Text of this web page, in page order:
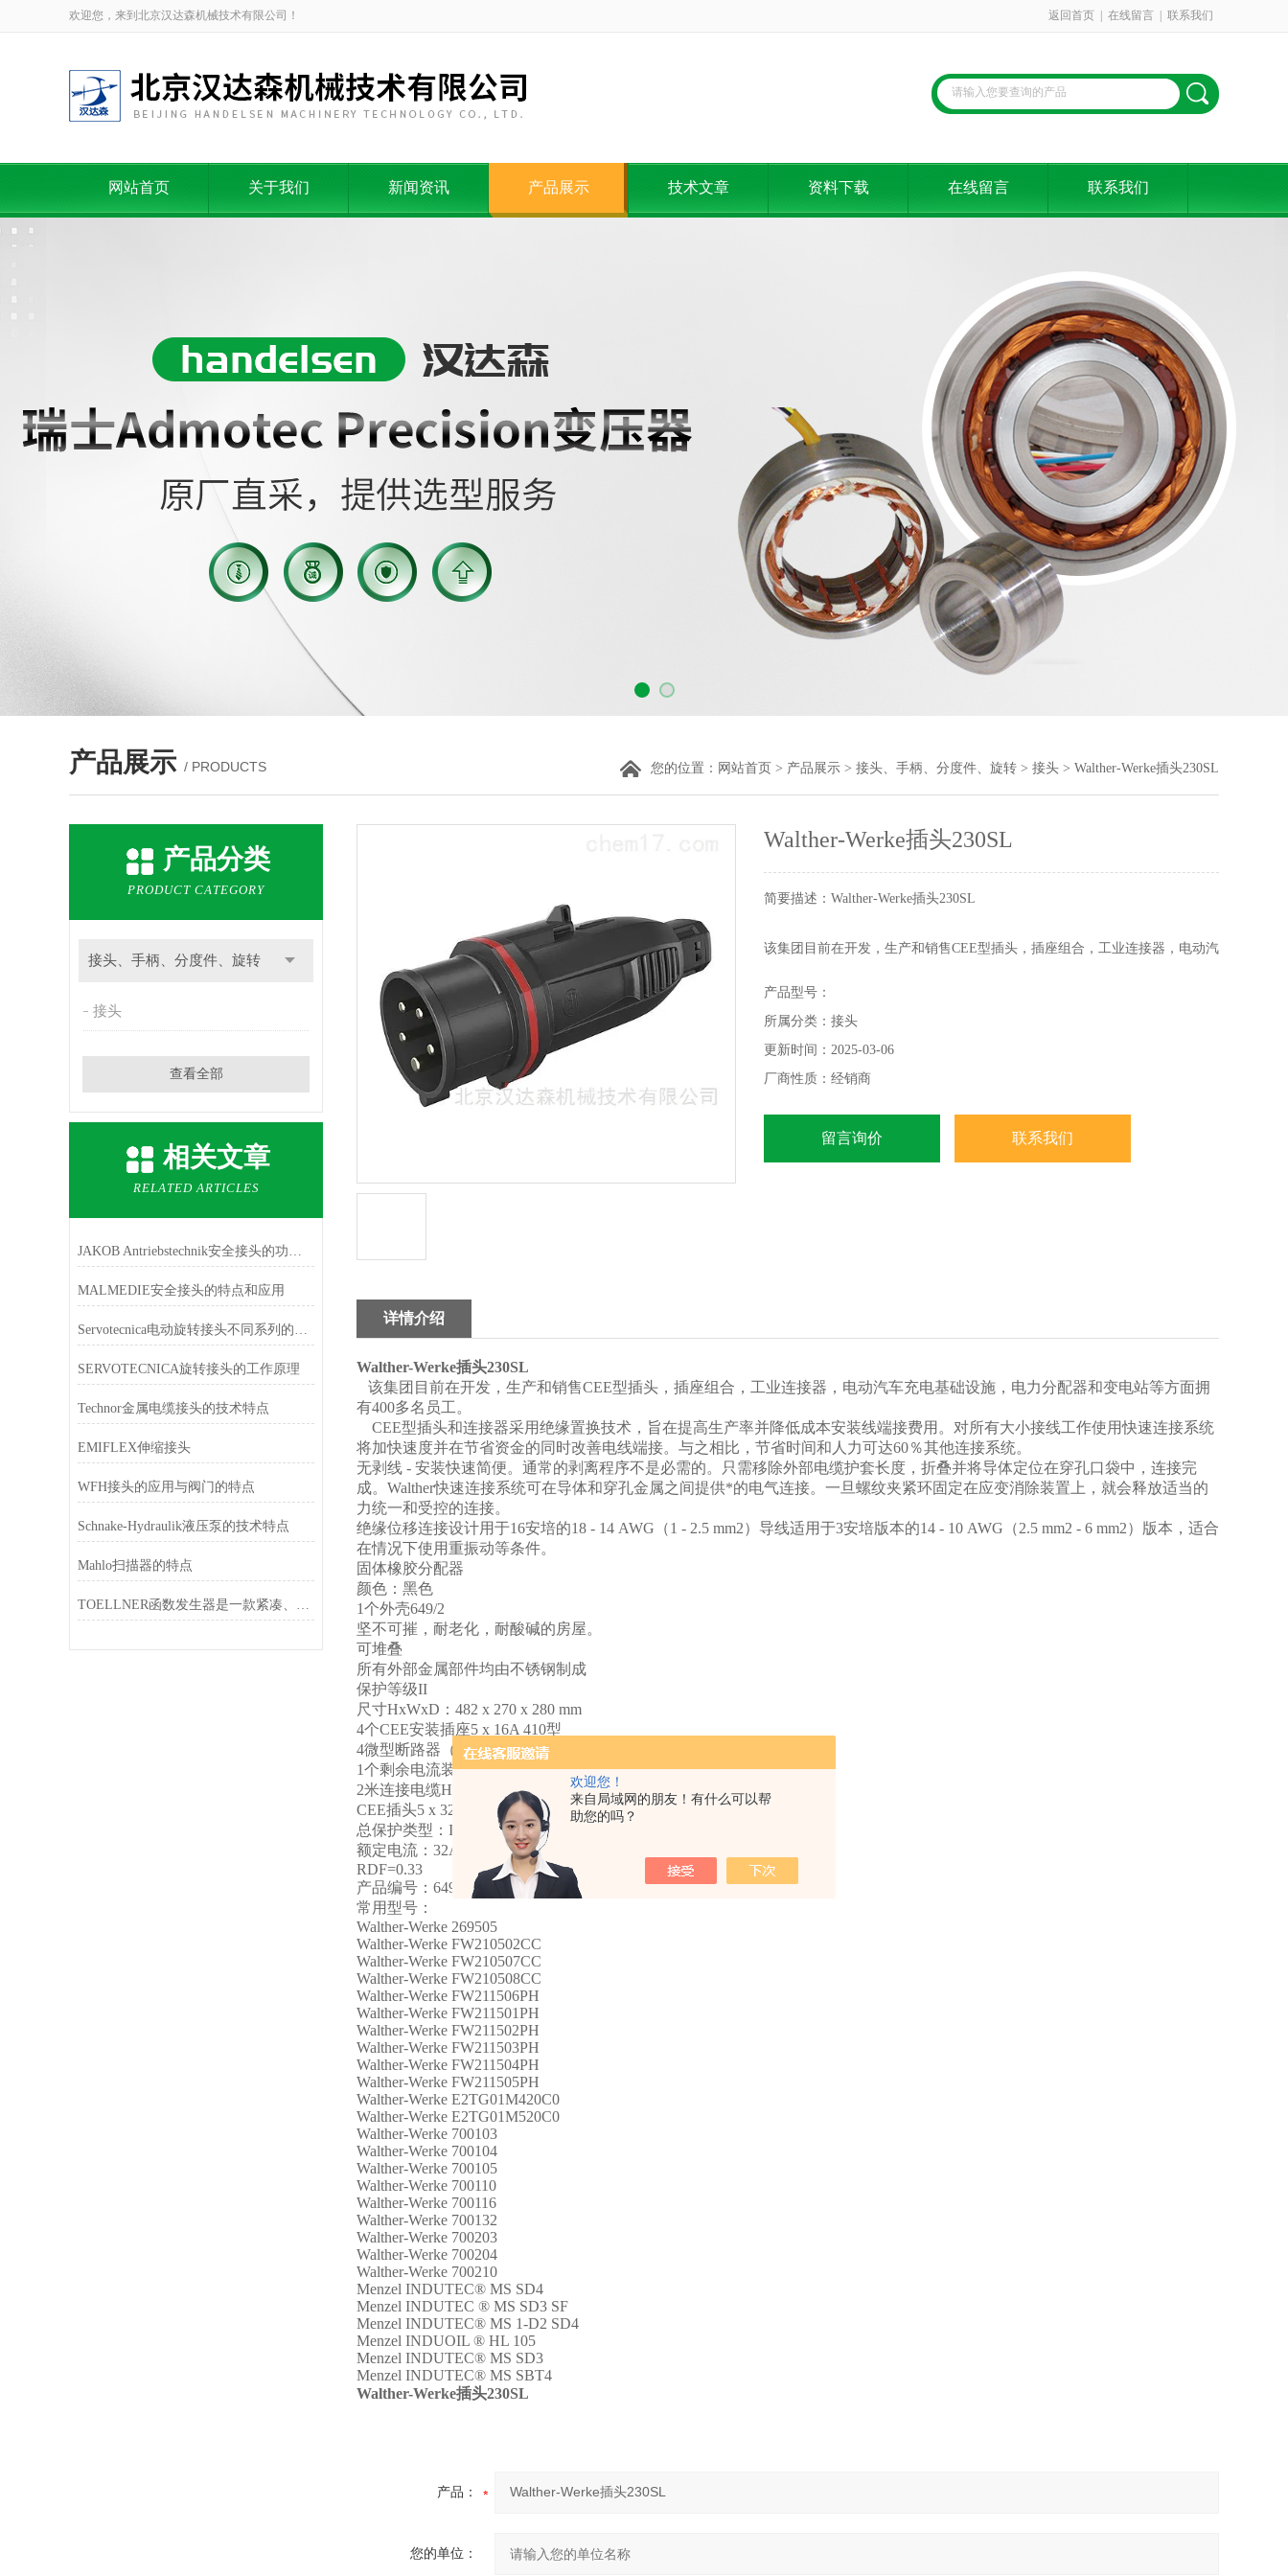
欢迎您！
来自局域网的朋友！有什么可以帮
助您的吗？
欢迎您，来到北京汉达森机械技术有限公司！ 返回首页 在线留言 联系我们
网站首页 关于我们 新闻资讯 产品展示 技术文章 资料下载 在线留言 联系我们
产品展示 / PRODUCTS 您的位置： 网站首页 > 产品展示 > 接头、手柄、分度件、旋转 > 接头 > Walther-Werke插头230SL
产品分类
PRODUCT CATEGORY
接头、手柄、分度件、旋转
接头
查看全部
相关文章
RELATED ARTICLES
JAKOB Antriebstechnik安全接头的功能与作用
MALMEDIE安全接头的特点和应用
Servotecnica电动旋转接头不同系列的特点
SERVOTECNICA旋转接头的工作原理
Technor金属电缆接头的技术特点
EMIFLEX伸缩接头
WFH接头的应用与阀门的特点
Schnake-Hydraulik液压泵的技术特点
Mahlo扫描器的特点
TOELLNER函数发生器是一款紧凑、坚固且低成本的信号源
Walther-Werke插头230SL
简要描述：Walther-Werke插头230SL
该集团目前在开发，生产和销售CEE型插头，插座组合，工业连接器，电动汽
产品型号：
所属分类：接头
更新时间：2025-03-06
厂商性质：经销商
留言询价 联系我们
详情介绍
Walther-Werke插头230SL
该集团目前在开发，生产和销售CEE型插头，插座组合，工业连接器，电动汽车充电基础设施，电力分配器和变电站等方面拥
有400多名员工。
CEE型插头和连接器采用绝缘置换技术，旨在提高生产率并降低成本安装线端接费用。对所有大小接线工作使用快速连接系统
将加快速度并在节省资金的同时改善电线端接。与之相比，节省时间和人力可达60％其他连接系统。
无剥线 - 安装快速简便。通常的剥离程序不是必需的。只需移除外部电缆护套长度，折叠并将导体定位在穿孔口袋中，连接完
成。Walther快速连接系统可在导体和穿孔金属之间提供*的电气连接。一旦螺纹夹紧环固定在应变消除装置上，就会释放适当的
力统一和受控的连接。
绝缘位移连接设计用于16安培的18 - 14 AWG（1 - 2.5 mm2）导线适用于3安培版本的14 - 10 AWG（2.5 mm2 - 6 mm2）版本，适合
在情况下使用重振动等条件。
固体橡胶分配器
颜色：黑色
1个外壳649/2
坚不可摧，耐老化，耐酸碱的房屋。
可堆叠
所有外部金属部件均由不锈钢制成
保护等级II
尺寸HxWxD：482 x 270 x 280 mm
4个CEE安装插座5 x 16A 410型
4微型断路器（MCB）3针。 16A C.
1个剩余电流装置（RCD）4针。40 /0,03
2米连接电缆H07RN-F5G6
CEE插头5 x 32A型230SL
总保护类型：IP44
额定电流：32A
RDF=0.33
产品编号：64904zV24A
常用型号：
Walther-Werke 269505
Walther-Werke FW210502CC
Walther-Werke FW210507CC
Walther-Werke FW210508CC
Walther-Werke FW211506PH
Walther-Werke FW211501PH
Walther-Werke FW211502PH
Walther-Werke FW211503PH
Walther-Werke FW211504PH
Walther-Werke FW211505PH
Walther-Werke E2TG01M420C0
Walther-Werke E2TG01M520C0
Walther-Werke 700103
Walther-Werke 700104
Walther-Werke 700105
Walther-Werke 700110
Walther-Werke 700116
Walther-Werke 700132
Walther-Werke 700203
Walther-Werke 700204
Walther-Werke 700210
Menzel INDUTEC® MS SD4
Menzel INDUTEC ® MS SD3 SF
Menzel INDUTEC® MS 1-D2 SD4
Menzel INDUOIL ® HL 105
Menzel INDUTEC® MS SD3
Menzel INDUTEC® MS SBT4
Walther-Werke插头230SL
产品：
您的单位：